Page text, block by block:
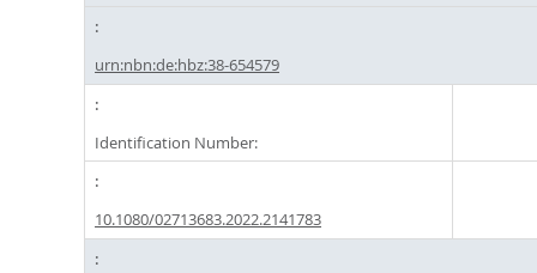
urn:nbn:de:hbz:38-654579
Identification Number:
10.1080/02713683.2022.2141783